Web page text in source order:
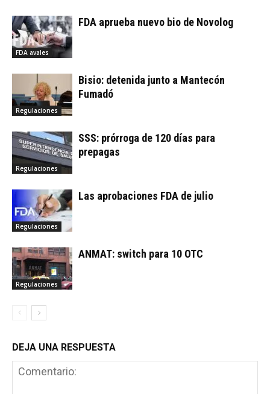
FDA avales
FDA aprueba nuevo bio de Novolog
Regulaciones
Bisio: detenida junto a Mantecón
Fumadó
Regulaciones
SSS: prórroga de 120 días para
prepagas
Regulaciones
Las aprobaciones FDA de julio
Regulaciones
ANMAT: switch para 10 OTC
DEJA UNA RESPUESTA